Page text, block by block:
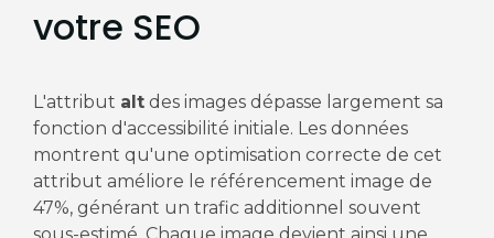
votre SEO
L'attribut altdes images dépasse largement sa
fonction d'accessibilité initiale. Les données
montrent qu'une optimisation correcte de cet
attribut améliore le référencement image de
47%, générant un trafic additionnel souvent
sous-estimé. Chaque image devient ainsi une